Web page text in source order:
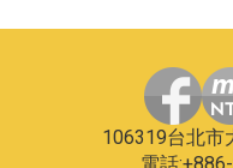
106319台北市
電話